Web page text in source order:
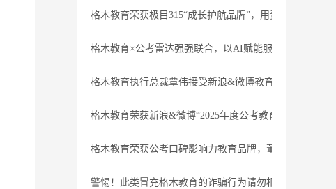
格木教育荣获极目315“成长护航品牌”，用责任守护职业
格木教育×公考雷达强强联合，以AI赋能服务
格木教育执行总裁覃伟接受新浪&微博教育盛典专访
格木教育荣获新浪&微博“2025年度公考教育领导力品牌”
格木教育荣获公考口碑影响力教育品牌，董事长接受腾
警惕！此类冒充格木教育的诈骗行为请勿相信